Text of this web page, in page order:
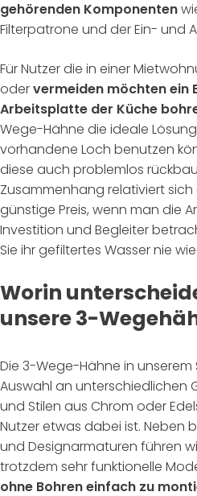
gehörenden Komponenten
Filterpatrone und der Ein- und
Für Nutzer die in einer
odervermeiden möchten ein
Arbeitsplatte der Küche
Wege-Hähne die ideale
vorhandene Loch benutzen
diese auch problemlos
Zusammenhang relativiert
günstige Preis, wenn man die
Investition und Begleiter
Sie ihr gefiltertes Wasser nie
Worin
unsere 3-
Die 3-Wege-Hähne in
Auswahl an unterschiedlichen
und Stilen aus Chrom oder
Nutzer etwas dabei ist. Neben
und Designarmaturen führen
trotzdem sehr funktionelle
ohne Bohren einfach zu